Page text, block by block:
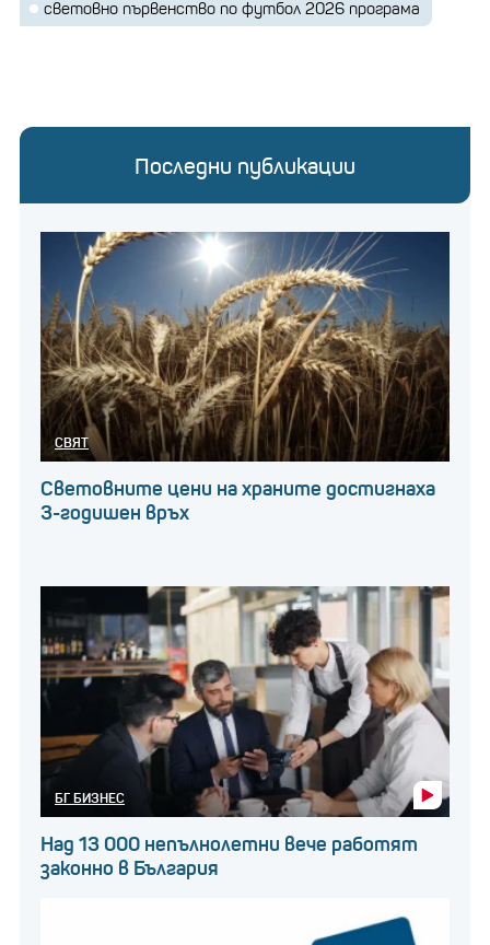
световно първенство по футбол 2026 програма
Последни публикации
СВЯТ
Световните цени на храните достигнаха
3-годишен връх
БГ БИЗНЕС
Над 13 000 непълнолетни вече работят
законно в България